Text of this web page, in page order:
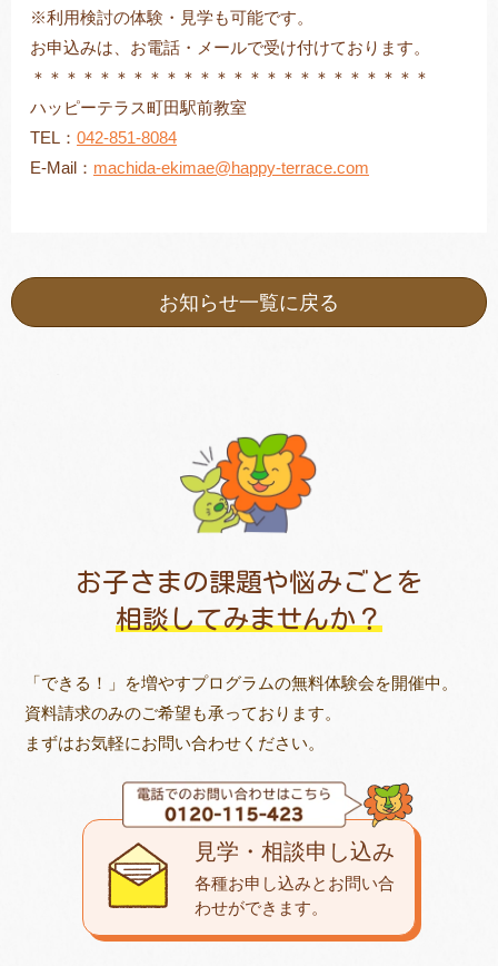
※利用検討の体験・見学も可能です。
お申込みは、お電話・メールで受け付けております。
＊＊＊＊＊＊＊＊＊＊＊＊＊＊＊＊＊＊＊＊＊＊＊＊
ハッピーテラス町田駅前教室
TEL： 042-851-8084
E-Mail： machida-ekimae@happy-terrace.com
お知らせ一覧に戻る
お子さまの課題や悩みごとを
相談してみませんか？
「できる！」を増やすプログラムの無料体験会を開催中。
資料請求のみのご希望も承っております。
まずはお気軽にお問い合わせください。
見学・相談申し込み
各種お申し込みとお問い合
わせができます。